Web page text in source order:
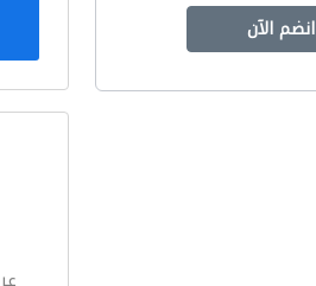
انضم الآن